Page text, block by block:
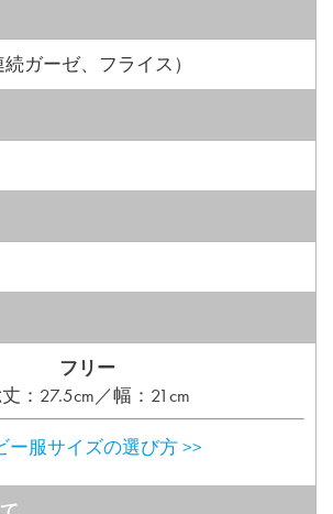
ガーゼ、フライス）
フリー
：27.5cm／幅：21cm
ー服サイズの選び方 >>